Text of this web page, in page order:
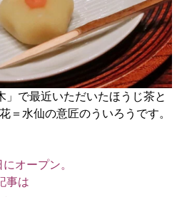
」で最近いただいたほうじ茶と
＝水仙の意匠のういろうです。
オープン。
事は